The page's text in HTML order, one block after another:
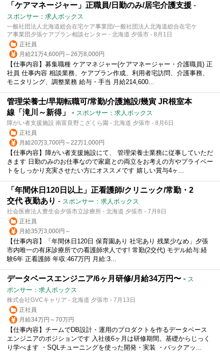
「ケアマネージャー」正職員/日勤のみ/居宅介護支援 -
スポンサー：求人ボックス
一般社団法人北海道総合在宅ケア事業団/一般社団法人北海道総合在宅ケ
ア事業団夕張ケアプラン相談センター - 北海道 夕張市 - 8月1日
正社員
月給21万4,600円～26万8,000円
【仕事内容】募集職種 ケアマネジャー(ケアマネージャー・介護職員) 正
社員 仕事内容 相談業務、ケアプラン作成、利用者宅訪問、介護事務、
モニタリング、調整業務 給与・手当 月給214,600...
管理栄養士/早期転職可/常勤/介護施設/幾寅 JR根室本
線「滝川～新得」
- スポンサー：求人ボックス
障がい者支援施設 南富良野こざくら園 - 北海道 夕張市 - 8月6日
正社員
月給20万3,700円～22万1,000円
【仕事内容】障がい者支援施設にて、 管理栄養士業務に従事していただ
きます 日勤のみのお仕事なので家庭との両立をお考えの方やプライベー
トをしっかり充実させたい方にオススメです 嬉しい賞与4ヶ...
「年間休日120日以上」正看護師/クリニック/常勤・2
交代 夜勤あり - スポンサー：求人ボックス
社会医療法人豊生会夕張市立診療所 - 北海道 夕張市 - 7月8日
正社員
月給35万3,000円～
【仕事内容】「年間休日120日 保育園あり 社宅あり 残業少なめ」夕張
市内唯一の有床診療所での看護師求人です! 常勤(2交代) モデル給与:経
験6年 正看護師 年収:467万円 月給:3...
データベースエンジニア/6ヶ月研修/月給34万円〜 - ス
ポンサー：求人ボックス
株式会社GVCキャリア - 北海道 夕張市 - 7月13日
正社員
月給34万円～70万円
【仕事内容】チームでDB設計・運用のプロダクトを作るデータベース
エンジニアのポジションです 入社後6ヶ月は研修期間。基礎からじっく
り学べます ・SQLチューニングを使った開発・実装 ・バックアッ...